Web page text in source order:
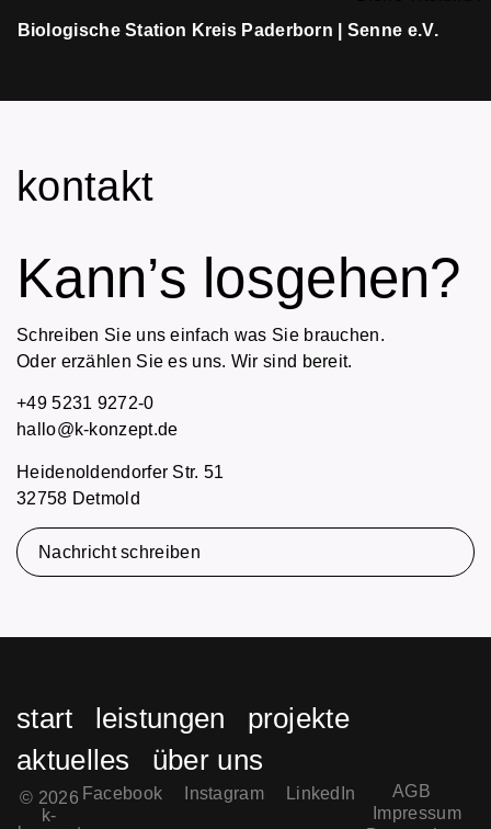
Biologische Station Kreis Paderborn | Senne e.V.
kontakt
Kann’s losgehen?
Schreiben Sie uns einfach was Sie brauchen.
Oder erzählen Sie es uns. Wir sind bereit.
+49 5231 9272-0
hallo@k-konzept.de
Heidenoldendorfer Str. 51
32758 Detmold
Nachricht schreiben
start leistungen
projekte
aktuelles
über uns
© 2026
k-
Facebook Instagram LinkedIn
AGB
Impressum